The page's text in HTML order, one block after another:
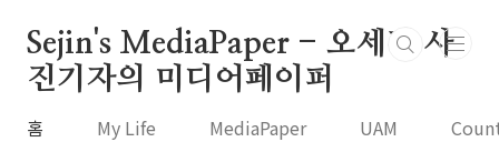
Sejin's MediaPaper - 오세진 사
진기자의 미디어페이퍼
홈 My Life MediaPaper UAM